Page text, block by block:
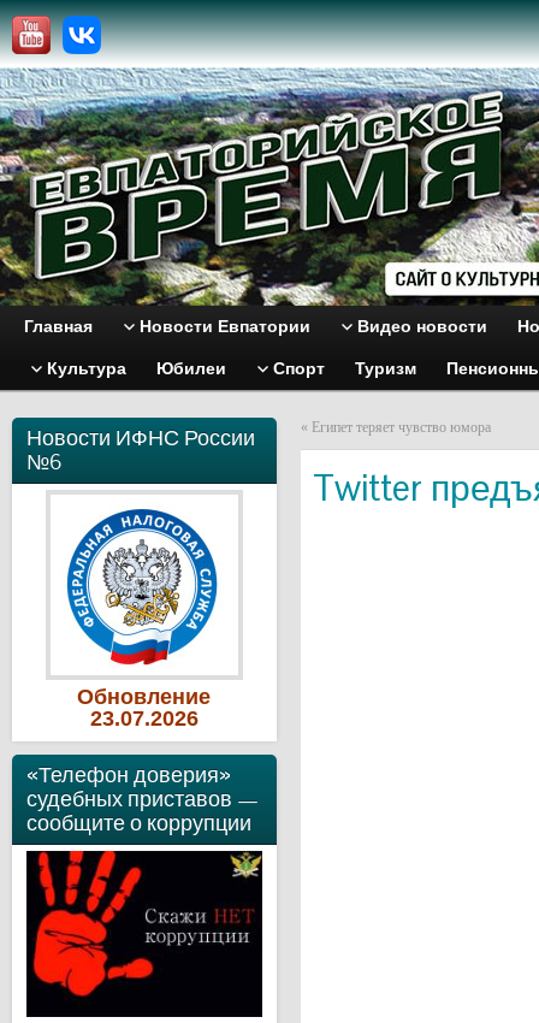
Главная Новости Евпатории Видео новости
Культура Юбилеи Спорт Туризм
Новости ИФНС России
№6
Обновление
23.07.2026
«Телефон доверия»
судебных приставов —
сообщите о коррупции
« Египет теряет чувство юмора
Twitter